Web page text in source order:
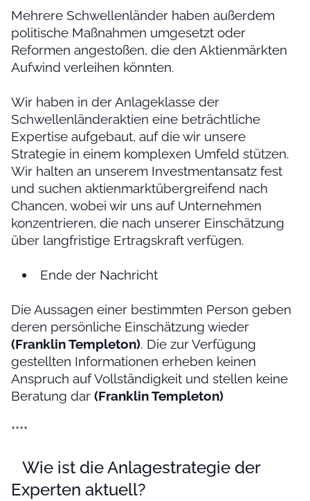
Mehrere Schwellenländer haben außerdem
politische Maßnahmen umgesetzt oder
Reformen angestoßen, die den Aktienmärkten
Aufwind verleihen könnten.
Wir haben in der Anlageklasse der
Schwellenländeraktien eine beträchtliche
Expertise aufgebaut, auf die wir unsere
Strategie in einem komplexen Umfeld stützen.
Wir halten an unserem Investmentansatz fest
und suchen aktienmarktübergreifend nach
Chancen, wobei wir uns auf Unternehmen
konzentrieren, die nach unserer Einschätzung
über langfristige Ertragskraft verfügen.
Ende der Nachricht
Die Aussagen einer bestimmten Person geben
deren persönliche Einschätzung wieder
(Franklin Templeton). Die zur Verfügung
gestellten Informationen erheben keinen
Anspruch auf Vollständigkeit und stellen keine
Beratung dar (Franklin Templeton)
****
Wie ist die Anlagestrategie der
Experten aktuell?